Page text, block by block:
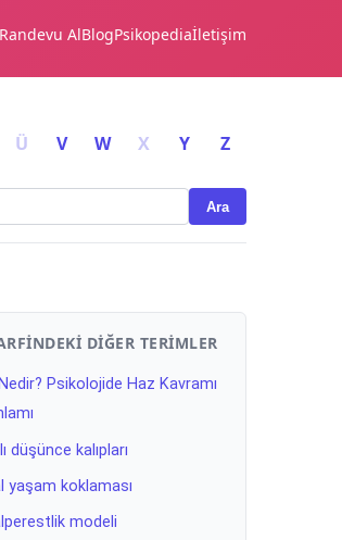
Randevu AlBlogPsikopediaİletişim
Ü V W X Y Z
Ara
DIĞER TERIMLER
Psikolojide Haz Kavramı
düşünce kalıpları
yaşam koklaması
modeli